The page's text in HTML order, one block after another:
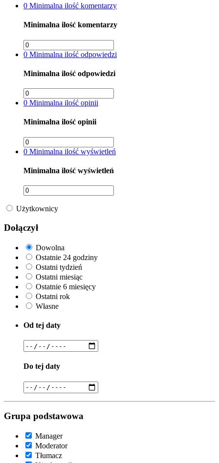
0 Minimalna ilość komentarzy
Minimalna ilość komentarzy
0 Minimalna ilość odpowiedzi
Minimalna ilość odpowiedzi
0 Minimalna ilość opinii
Minimalna ilość opinii
0 Minimalna ilość wyświetleń
Minimalna ilość wyświetleń
Użytkownicy
Dołączył
Dowolna
Ostatnie 24 godziny
Ostatni tydzień
Ostatni miesiąc
Ostatnie 6 miesięcy
Ostatni rok
Własne
Od tej daty
Do tej daty
Grupa podstawowa
Manager
Moderator
Tłumacz